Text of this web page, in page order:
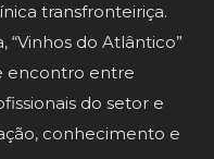
transfronteiriça.
“Vinhos do Atlântico”
encontro entre
do setor e
conhecimento e